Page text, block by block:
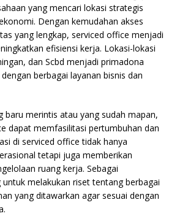
yang mencari lokasi strategis
Dengan kemudahan akses
yang lengkap, serviced office menjadi
efisiensi kerja. Lokasi-lokasi
dan Scbd menjadi primadona
berbagai layanan bisnis dan
baru merintis atau yang sudah mapan,
dapat memfasilitasi pertumbuhan dan
di serviced office tidak hanya
tetapi juga memberikan
ruang kerja. Sebagai
melakukan riset tentang berbagai
yang ditawarkan agar sesuai dengan